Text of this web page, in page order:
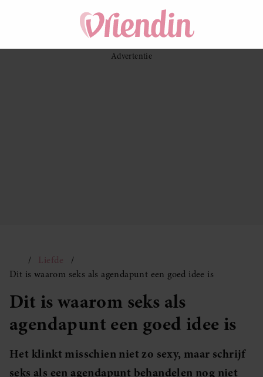
Liefde
Dit is waarom seks als agendapunt een goed idee is
Dit is waarom seks als
agendapunt een goed idee is
Het klinkt misschien niet zo sexy, maar schrijf
seks als een agendapunt behandelen nog niet